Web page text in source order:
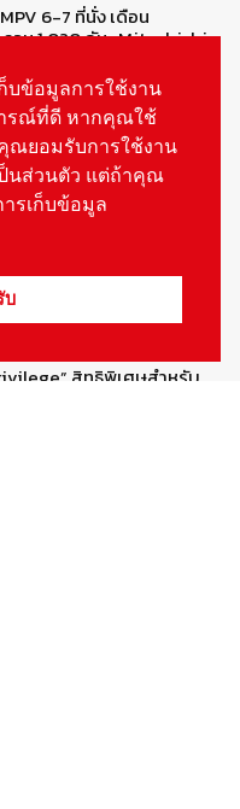
6-7 ที่นั่ง เดือน
วม 1,020 คัน : Mitsubishi
6, 2026
เตรียมลุยชิงส่วนแบ่งตลาด
สิทธิพิเศษสำหรับ
บข้อมูลการใช้งาน
รณ์ที่ดี หากคุณใช้
คุณยอมรับการใช้งาน
นส่วนตัว แต่ถ้าคุณ
รเก็บข้อมูล
บ